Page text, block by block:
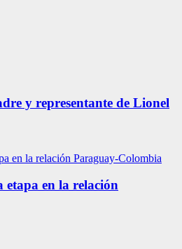
y representante de Lionel
etapa en la relación